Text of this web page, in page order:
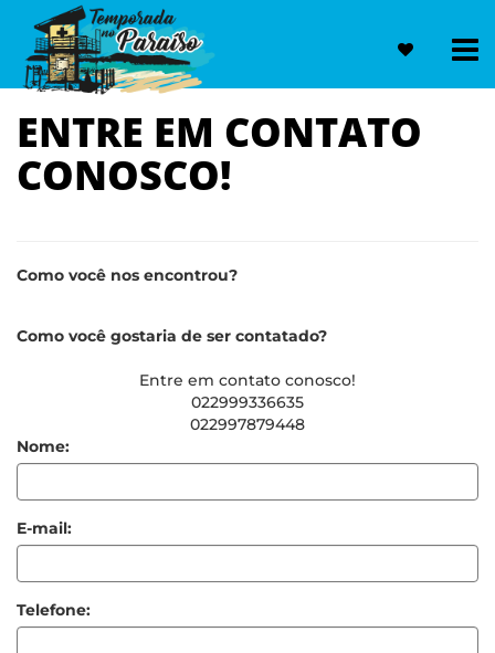
ENTRE EM CONTATO
CONOSCO!
Como você nos encontrou?
Como você gostaria de ser contatado?
Entre em contato conosco!
022999336635
022997879448
Nome:
E-mail:
Telefone: